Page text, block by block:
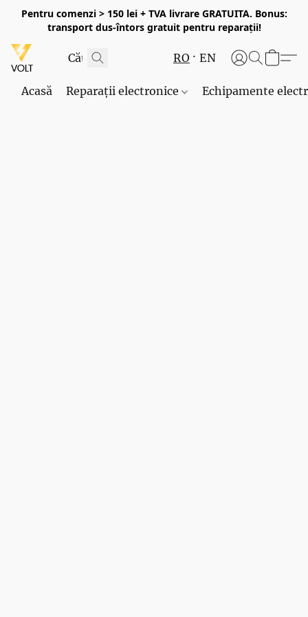
Pentru comenzi > 150 lei + TVA livrare GRATUITA. Bonus:
transport dus-întors gratuit pentru reparații!
RO EN
Acasă Reparații electronice Echipamente